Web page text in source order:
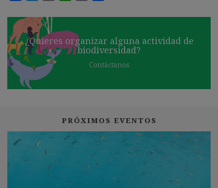
¿Quieres organizar alguna actividad de
biodiversidad?
Contáctanos
PRÓXIMOS EVENTOS